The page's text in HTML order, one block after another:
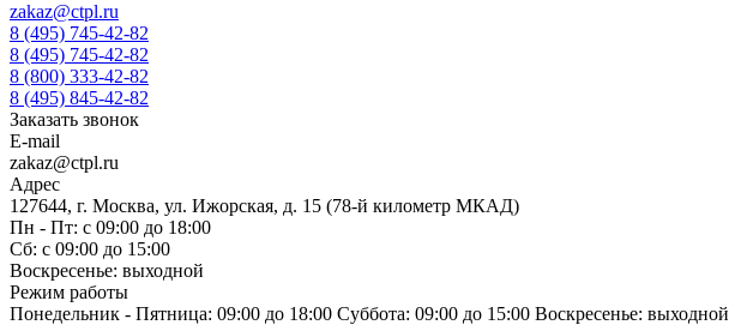
zakaz@ctpl.ru
8 (495) 745-42-82
8 (495) 745-42-82
8 (800) 333-42-82
8 (495) 845-42-82
Заказать звонок
E-mail
zakaz@ctpl.ru
Адрес
127644, г. Москва, ул. Ижорская, д. 15 (78-й километр МКАД)
Пн - Пт: с 09:00 до 18:00
Сб: с 09:00 до 15:00
Воскресенье: выходной
Режим работы
Понедельник - Пятница: 09:00 до 18:00 Суббота: 09:00 до 15:00 Воскресенье: выходной